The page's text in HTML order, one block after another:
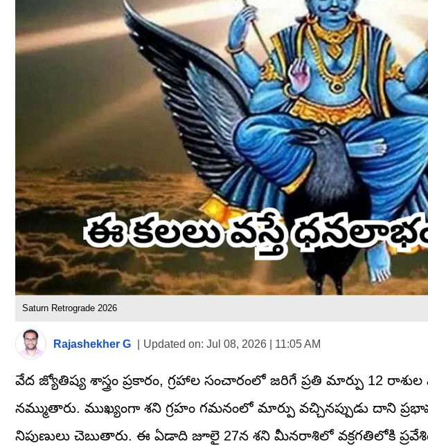
Saturn Retrograde 2026
Rajashekher G Updated on: Jul 08, 2026 | 11:05 AM
వేద జ్యోతిష్య శాస్త్రం ప్రకారం, గ్రహాల సంచారంలో జరిగే ప్రతి మార్పు 12
నమ్ముతారు. ముఖ్యంగా శని గ్రహం గమనంలో మార్పు వచ్చినప్పుడు దాని
నిపుణులు చెబుతారు. ఈ ఏడాది జూలై 27న శని మీనరాశిలో వక్రగతిలోకి